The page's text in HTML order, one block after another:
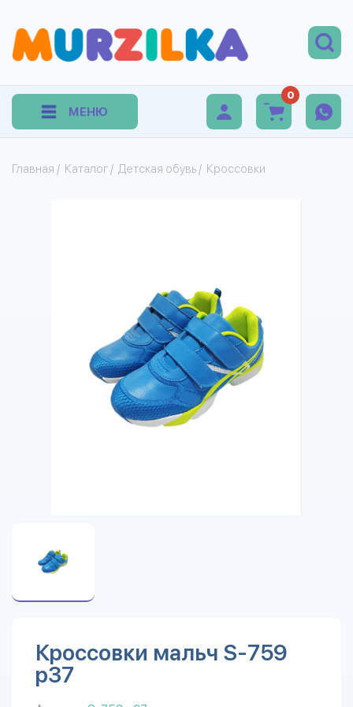
МЕНЮ
0
Главная / Каталог / Детская обувь / Кроссовки
Кроссовки мальч S-759
р37